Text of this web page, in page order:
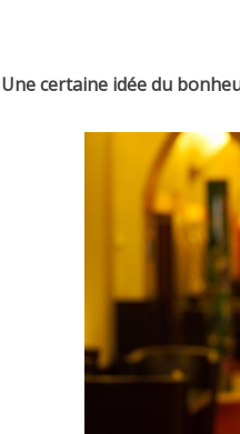
Une certaine idée du